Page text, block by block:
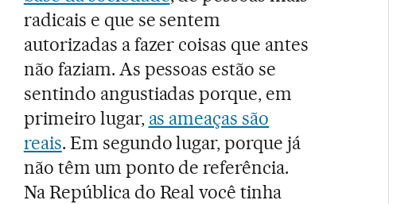
radicais e que se sentem
autorizadas a fazer coisas que antes
não faziam. As pessoas estão se
sentindo angustiadas porque, em
primeiro lugar, as ameaças são
reais. Em segundo lugar, porque já
não têm um ponto de referência.
Na República do Real você tinha